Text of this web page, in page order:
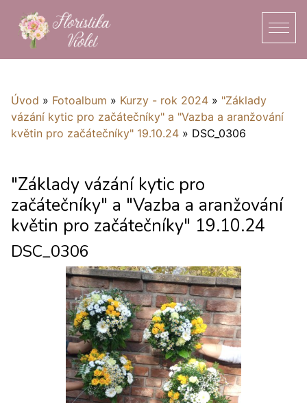
Úvod » Fotoalbum » Kurzy - rok 2024 » "Základy
vázání kytic pro začátečníky" a "Vazba a aranžování
květin pro začátečníky" 19.10.24 » DSC_0306
"Základy vázání kytic pro
začátečníky" a "Vazba a aranžování
květin pro začátečníky" 19.10.24
DSC_0306